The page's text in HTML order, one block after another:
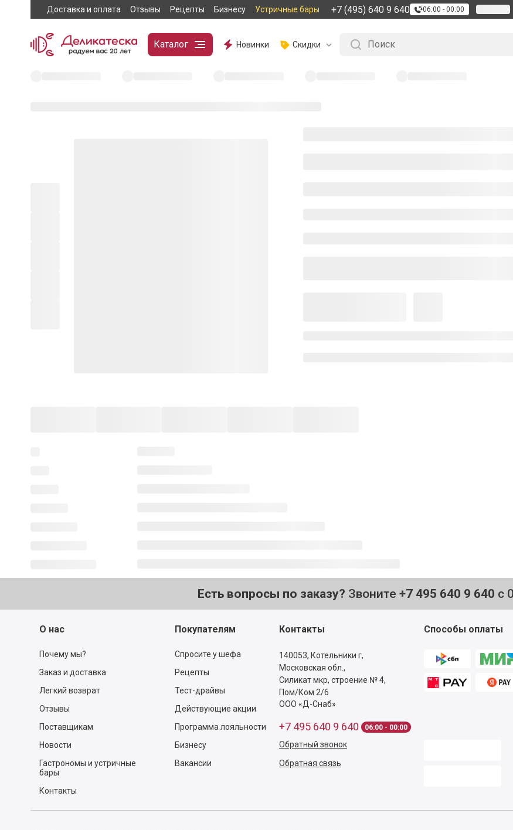
Доставка и оплата Отзывы Рецепты Бизнесу Устричные бары +7 (495) 640 9 640 06:00 - 00:00
Каталог Новинки Скидки
Есть вопросы по заказу? Звоните +7 495 640 9 640 с
О нас
Почему мы?
Заказ и доставка
Легкий возврат
Отзывы
Поставщикам
Новости
Гастрономы и устричные
бары
Контакты
Покупателям
Спросите у шефа
Рецепты
Тест-драйвы
Действующие акции
Программа лояльности
Бизнесу
Вакансии
Контакты
140053, Котельники г,
Московская обл.,
Силикат мкр, строение № 4,
Пом/Ком 2/6
ООО «Д-Снаб»
+7 495 640 9 640 06:00 - 00:00
Обратный звонок
Обратная связь
Способы оплаты